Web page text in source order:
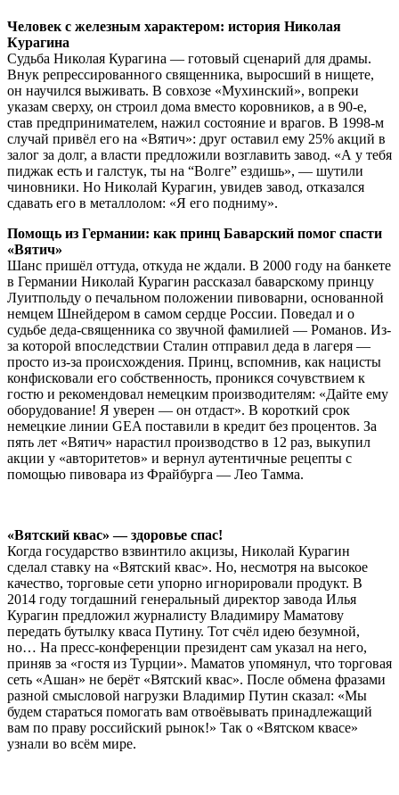
Человек с железным характером: история Николая
Курагина
Судьба Николая Курагина — готовый сценарий для драмы.
Внук репрессированного священника, выросший в нищете,
он научился выживать. В совхозе «Мухинский», вопреки
указам сверху, он строил дома вместо коровников, а в 90-е,
став предпринимателем, нажил состояние и врагов. В 1998-м
случай привёл его на «Вятич»: друг оставил ему 25% акций в
залог за долг, а власти предложили возглавить завод. «А у тебя
пиджак есть и галстук, ты на “Волге” ездишь», — шутили
чиновники. Но Николай Курагин, увидев завод, отказался
сдавать его в металлолом: «Я его подниму».
Помощь из Германии: как принц Баварский помог спасти
«Вятич»
Шанс пришёл оттуда, откуда не ждали. В 2000 году на банкете
в Германии Николай Курагин рассказал баварскому принцу
Луитпольду о печальном положении пивоварни, основанной
немцем Шнейдером в самом сердце России. Поведал и о
судьбе деда-священника со звучной фамилией — Романов. Из-
за которой впоследствии Сталин отправил деда в лагеря —
просто из-за происхождения. Принц, вспомнив, как нацисты
конфисковали его собственность, проникся сочувствием к
гостю и рекомендовал немецким производителям: «Дайте ему
оборудование! Я уверен — он отдаст». В короткий срок
немецкие линии GEA поставили в кредит без процентов. За
пять лет «Вятич» нарастил производство в 12 раз, выкупил
акции у «авторитетов» и вернул аутентичные рецепты с
помощью пивовара из Фрайбурга — Лео Тамма.
«Вятский квас» — здоровье спас!
Когда государство взвинтило акцизы, Николай Курагин
сделал ставку на «Вятский квас». Но, несмотря на высокое
качество, торговые сети упорно игнорировали продукт. В
2014 году тогдашний генеральный директор завода Илья
Курагин предложил журналисту Владимиру Маматову
передать бутылку кваса Путину. Тот счёл идею безумной,
но… На пресс-конференции президент сам указал на него,
приняв за «гостя из Турции». Маматов упомянул, что торговая
сеть «Ашан» не берёт «Вятский квас». После обмена фразами
разной смысловой нагрузки Владимир Путин сказал: «Мы
будем стараться помогать вам отвоёвывать принадлежащий
вам по праву российский рынок!» Так о «Вятском квасе»
узнали во всём мире.